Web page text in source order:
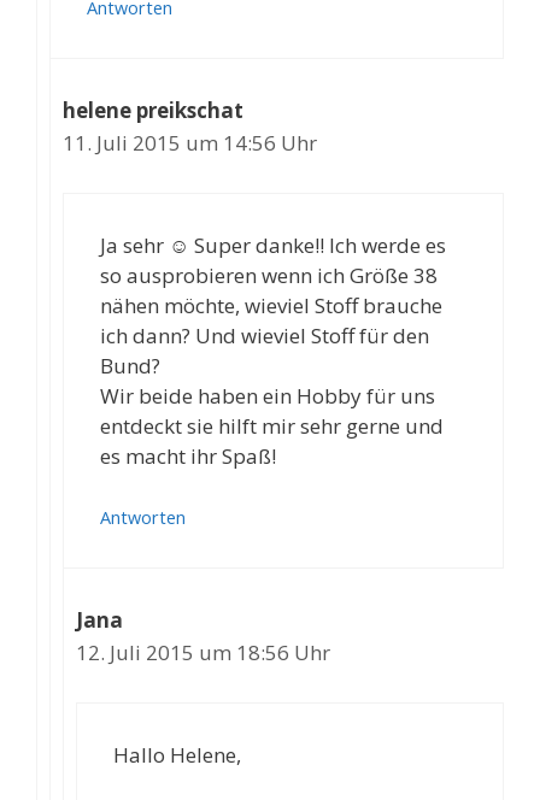
Antworten
helene preikschat
11. Juli 2015 um 14:56 Uhr
Ja sehr ☺️ Super danke!! Ich werde es
so ausprobieren wenn ich Größe 38
nähen möchte, wieviel Stoff brauche
ich dann? Und wieviel Stoff für den
Bund?
Wir beide haben ein Hobby für uns
entdeckt sie hilft mir sehr gerne und
es macht ihr Spaß!
Antworten
Jana
12. Juli 2015 um 18:56 Uhr
Hallo Helene,